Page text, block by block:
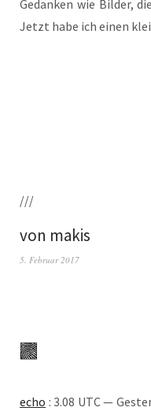
Gedan­ken wie Bil­der,
Jetzt habe ich einen
///
von makis
5. Februar 2017
echo : 3.08 UTC —